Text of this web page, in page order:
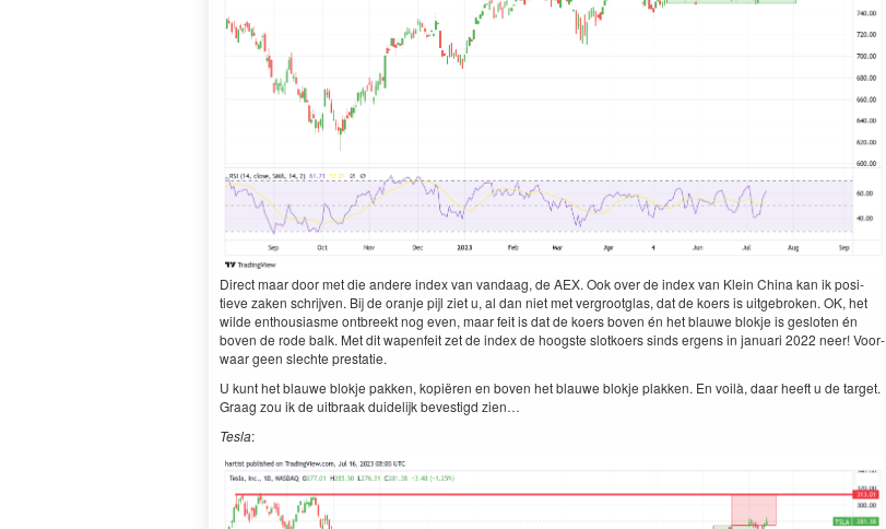
Direct maar door met die andere index van van­daag, de AEX. Ook over de index van Klein Chi­na kan ik posi­
tieve zak­en schri­jven. Bij de oran­je pijl ziet u, al dan niet met ver­g­root­glas, dat de koers is uit­ge­bro­ken. OK, het
wilde ent­hou­si­asme ont­breekt nog even, maar feit is dat de koers boven én het blauwe blok­je is ges­loten én
boven de rode balk. Met dit wapen­feit zet de index de hoog­ste slotko­ers sinds ergens in jan­u­ari 2022 neer! Voor­
waar geen slechte prestatie.
U kunt het blauwe blok­je pakken, kopiëren en boven het blauwe blok­je plakken. En voilà, daar heeft u de tar­get.
Graag zou ik de uit­braak duidelijk beves­tigd zien…
Tes­la: